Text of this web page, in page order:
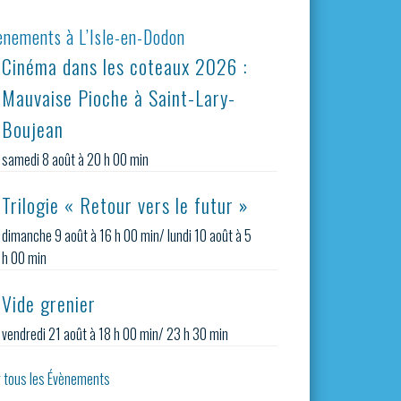
à L’Isle-en-Dodon
Cinéma dans les coteaux 2026 :
Mauvaise Pioche à Saint-Lary-
Boujean
samedi 8 août à 20 h 00 min
Trilogie « Retour vers le futur »
dimanche 9 août à 16 h 00 min/lundi 10 août à 5
h 00 min
Vide grenier
vendredi 21 août à 18 h 00 min/23 h 30 min
les Évènements